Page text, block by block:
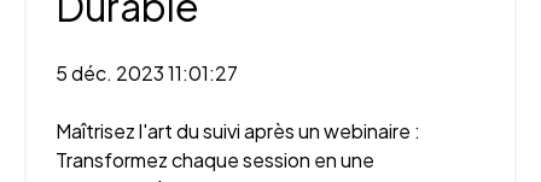
5 déc. 2023 11:01:27
Maîtrisez l'art du suivi après un webinaire :
Transformez chaque session en une